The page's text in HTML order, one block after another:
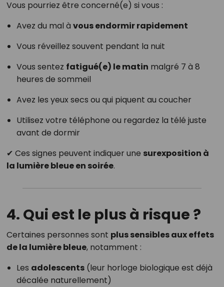
Vous pourriez être concerné(e) si vous :
Avez du mal à vous endormir rapidement
Vous réveillez souvent pendant la nuit
Vous sentez fatigué(e) le matin malgré 7 à 8
heures de sommeil
Avez les yeux secs ou qui piquent au coucher
Utilisez votre téléphone ou regardez la télé juste
avant de dormir
✔ Ces signes peuvent indiquer une surexposition à
la lumière bleue en soirée.
4. Qui est le plus à risque ?
Certaines personnes sont plus sensibles aux effets
de la lumière bleue, notamment :
Les adolescents(leur horloge biologique est déjà
décalée naturellement)